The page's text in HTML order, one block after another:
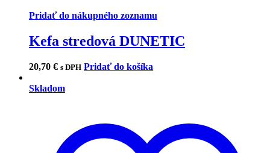
Pridať do nákupného zoznamu
Kefa stredová DUNETIC
20,70 € s DPH Pridať do košíka
Skladom